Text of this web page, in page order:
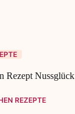
Rezept Nussglück
REZEPTE